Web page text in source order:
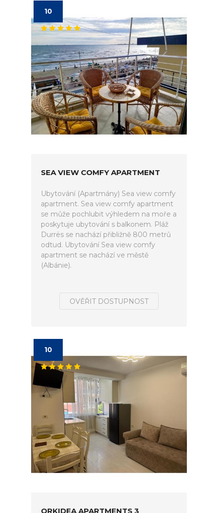
10
SEA VIEW COMFY APARTMENT
Ubytování (Apartmány) Sea view comfy
apartment. Sea view comfy apartment
se může pochlubit výhledem na moře a
poskytuje ubytování s balkonem. Pláž
Durrës se nachází přibližně 800 metrů
odtud. Ubytování Sea view comfy
apartment se nachází ve městě
(Albánie).
OVĚŘIT DOSTUPNOST
10
ORKIDEA APARTMENTS 3